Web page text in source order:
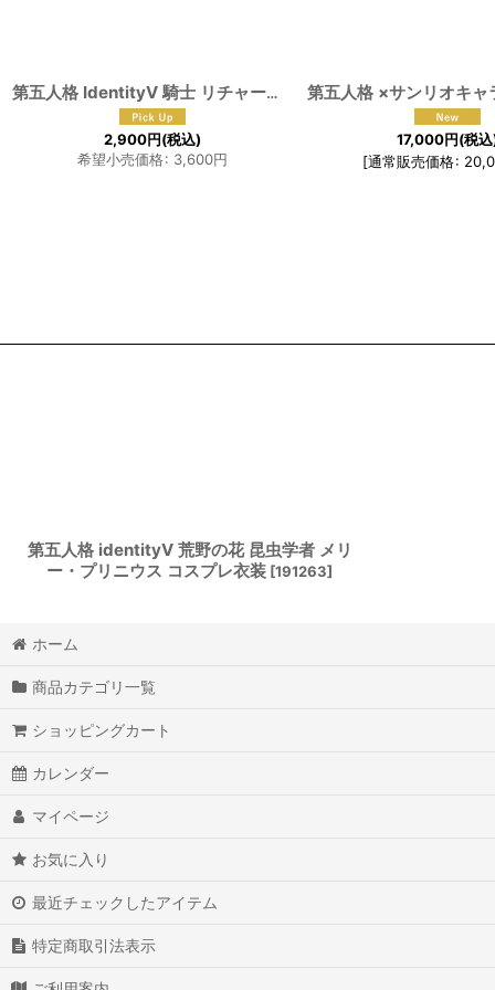
第五人格 IdentityV 騎士 リチャード・スターリング コスプレウィッグ
2,900円(税込)
希望小売価格: 3,600円
17,000円(税
[通常販売価格:
第五人格 identityV 荒野の花 昆虫学者 メリ
ー・プリニウス コスプレ衣装 [191263]
ホーム
商品カテゴリ一覧
ショッピングカート
カレンダー
マイページ
お気に入り
最近チェックしたアイテム
特定商取引法表示